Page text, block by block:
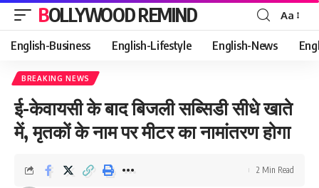
BOLLYWOOD REMIND
Font
Resizer
Aa
English-Business English-Lifestyle English-News
BREAKING NEWS
ई-केवायसी के बाद बिजली सब्सिडी सीधे खाते
में, मृतकों के नाम पर मीटर का नामांतरण होगा
2 Min Read